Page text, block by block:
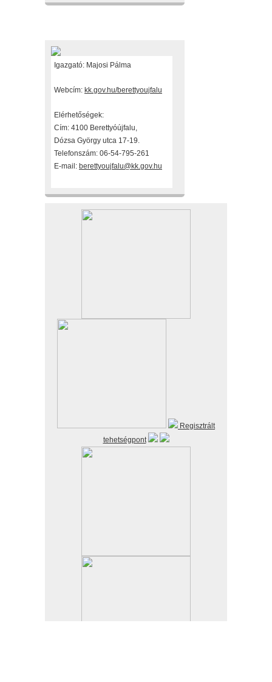
Igazgató: Majosi Pálma
Webcím: kk.gov.hu/berettyoujfalu
Elérhetőségek:
Cím: 4100 Berettyóújfalu,
Dózsa György utca 17-19.
Telefonszám: 06-54-795-261
E-mail: berettyoujfalu@kk.gov.hu
Regisztrált
tehetségpont